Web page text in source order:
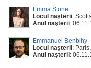
Emma Stone
Locul naşterii:
Anul naşterii:
Emmanuel Benbihy
Locul naşterii:
Anul naşterii: